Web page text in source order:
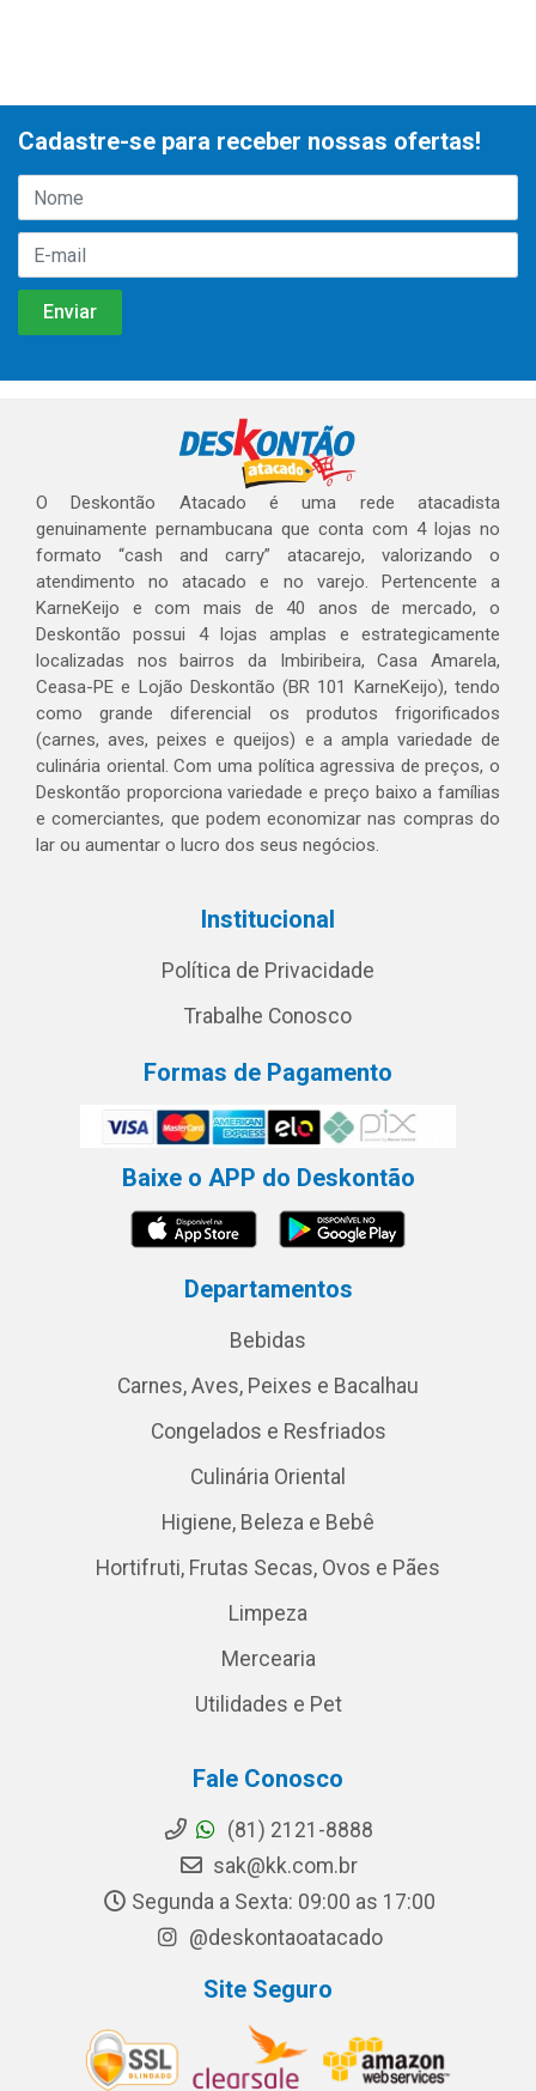
Cadastre-se para receber nossas ofertas!
O Deskontão Atacado é uma rede atacadista
genuinamente pernambucana que conta com 4 lojas no
formato “cash and carry” atacarejo, valorizando o
atendimento no atacado e no varejo. Pertencente a
KarneKeijo e com mais de 40 anos de mercado, o
Deskontão possui 4 lojas amplas e estrategicamente
localizadas nos bairros da Imbiribeira, Casa Amarela,
Ceasa-PE e Lojão Deskontão (BR 101 KarneKeijo), tendo
como grande diferencial os produtos frigorificados
(carnes, aves, peixes e queijos) e a ampla variedade de
culinária oriental. Com uma política agressiva de preços, o
Deskontão proporciona variedade e preço baixo a famílias
e comerciantes, que podem economizar nas compras do
lar ou aumentar o lucro dos seus negócios.
Institucional
Política de Privacidade
Trabalhe Conosco
Formas de Pagamento
Baixe o APP do Deskontão
Departamentos
Bebidas
Carnes, Aves, Peixes e Bacalhau
Congelados e Resfriados
Culinária Oriental
Higiene, Beleza e Bebê
Hortifruti, Frutas Secas, Ovos e Pães
Limpeza
Mercearia
Utilidades e Pet
Fale Conosco
(81) 2121-8888
sak@kk.com.br
Segunda a Sexta: 09:00 as 17:00
@deskontaoatacado
Site Seguro